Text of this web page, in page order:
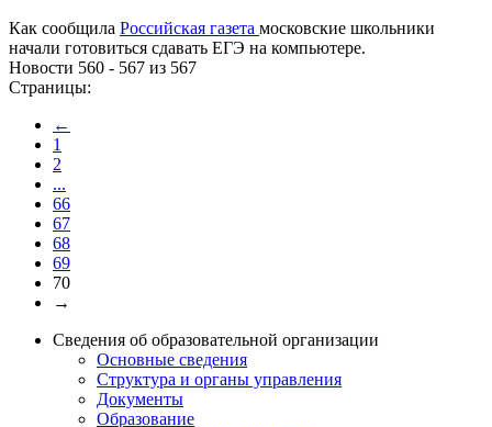
Как сообщила Российская газета московские школьники
начали готовиться сдавать ЕГЭ на компьютере.
Новости 560 - 567 из 567
Страницы:
←
1
2
...
66
67
68
69
70
→
Сведения об образовательной организации
Основные сведения
Структура и органы управления
Документы
Образование